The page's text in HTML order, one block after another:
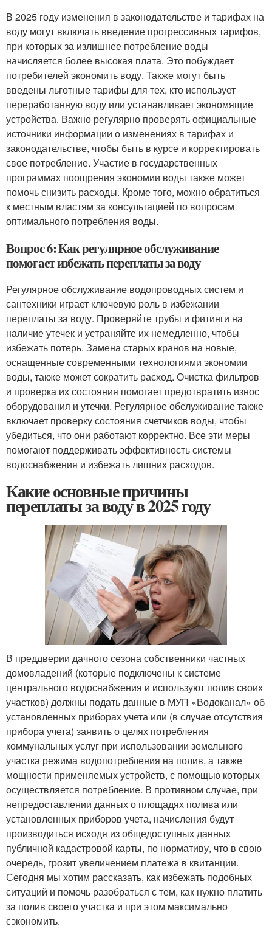
В 2025 году изменения в законодательстве и тарифах на
воду могут включать введение прогрессивных тарифов,
при которых за излишнее потребление воды
начисляется более высокая плата. Это побуждает
потребителей экономить воду. Также могут быть
введены льготные тарифы для тех, кто использует
переработанную воду или устанавливает экономящие
устройства. Важно регулярно проверять официальные
источники информации о изменениях в тарифах и
законодательстве, чтобы быть в курсе и корректировать
свое потребление. Участие в государственных
программах поощрения экономии воды также может
помочь снизить расходы. Кроме того, можно обратиться
к местным властям за консультацией по вопросам
оптимального потребления воды.
Вопрос 6: Как регулярное обслуживание
помогает избежать переплаты за воду
Регулярное обслуживание водопроводных систем и
сантехники играет ключевую роль в избежании
переплаты за воду. Проверяйте трубы и фитинги на
наличие утечек и устраняйте их немедленно, чтобы
избежать потерь. Замена старых кранов на новые,
оснащенные современными технологиями экономии
воды, также может сократить расход. Очистка фильтров
и проверка их состояния помогает предотвратить износ
оборудования и утечки. Регулярное обслуживание также
включает проверку состояния счетчиков воды, чтобы
убедиться, что они работают корректно. Все эти меры
помогают поддерживать эффективность системы
водоснабжения и избежать лишних расходов.
Какие основные причины
переплаты за воду в 2025 году
В преддверии дачного сезона собственники частных
домовладений (которые подключены к системе
центрального водоснабжения и используют полив своих
участков) должны подать данные в МУП «Водоканал» об
установленных приборах учета или (в случае отсутствия
прибора учета) заявить о целях потребления
коммунальных услуг при использовании земельного
участка режима водопотребления на полив, а также
мощности применяемых устройств, с помощью которых
осуществляется потребление. В противном случае, при
непредоставлении данных о площадях полива или
установленных приборов учета, начисления будут
производиться исходя из общедоступных данных
публичной кадастровой карты, по нормативу, что в свою
очередь, грозит увеличением платежа в квитанции.
Сегодня мы хотим рассказать, как избежать подобных
ситуаций и помочь разобраться с тем, как нужно платить
за полив своего участка и при этом максимально
сэкономить.